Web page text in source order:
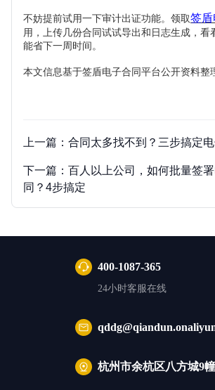
不妨提前试用一下审计出证功能。领取签盾
用，上传几份合同试试导出和日志生成，看
能省下一周时间。
本文信息基于签盾电子合同平台公开资料整
上一篇： 合同太多找不到？三步搞定
下一篇： 百人以上公司，如何批量签
同？4步搞定
400-1087-365
24小时客服在线
杭州市余杭区八方城9